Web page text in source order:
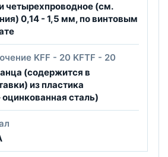
четырехпроводное (см.
0,14 - 1,5 мм, по винтовым
KFF - 20 KFTF - 20
(содержится в
из пластика
сталь)